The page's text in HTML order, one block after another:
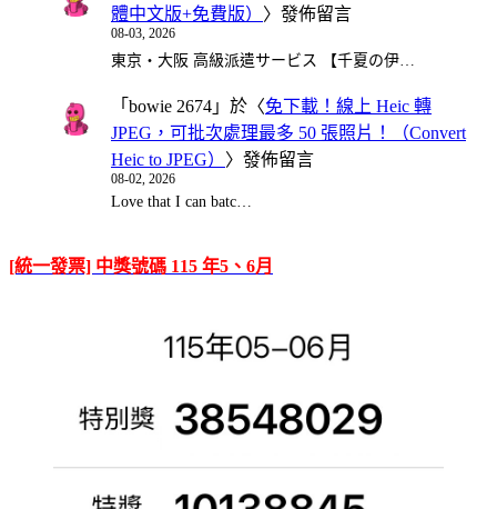
體中文版+免費版） 〉發佈留言
08-03, 2026
東京・大阪 高級派遣サービス 【千夏の伊…
「 bowie 2674 」於〈免下載！線上 Heic 轉
JPEG，可批次處理最多 50 張照片！（Convert
Heic to JPEG） 〉發佈留言
08-02, 2026
Love that I can batc…
[統一發票] 中獎號碼 115 年5、6月